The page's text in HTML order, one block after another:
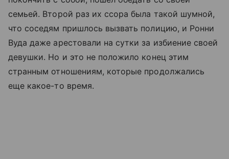
семьей. Второй раз их ссора была такой шумной,
что соседям пришлось вызвать полицию, и Ронни
Вуда даже арестовали на сутки за избиение своей
девушки. Но и это не положило конец этим
странным отношениям, которые продолжались
еще какое-то время.